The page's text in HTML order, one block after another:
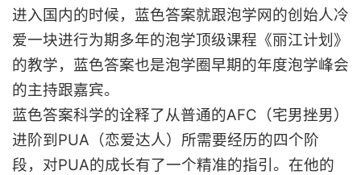
进入国内的时候，蓝色答案就跟泡学网的创始人冷
爱一块进行为期多年的泡学顶级课程《丽江计划》
的教学，蓝色答案也是泡学圈早期的年度泡学峰会
的主持跟嘉宾。
蓝色答案科学的诠释了从普通的AFC（宅男挫男）
进阶到PUA（恋爱达人）所需要经历的四个阶
段，对PUA的成长有了一个精准的指引。在他的